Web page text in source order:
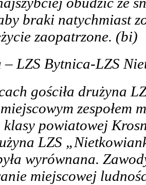
braki natychmiast
zaopatrzone. (bi)
– LZS Bytnica-LZS
gościła drużyna
zespołem
klasy powiatowej
LZS
wyrównana.
miejscowej